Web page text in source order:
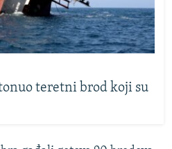
teretni brod koji su